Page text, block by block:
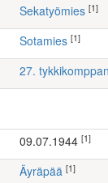
sekatyömies [1]
Sotamies [1]
27.
09.07.1944 [1]
Äyräpää [1]